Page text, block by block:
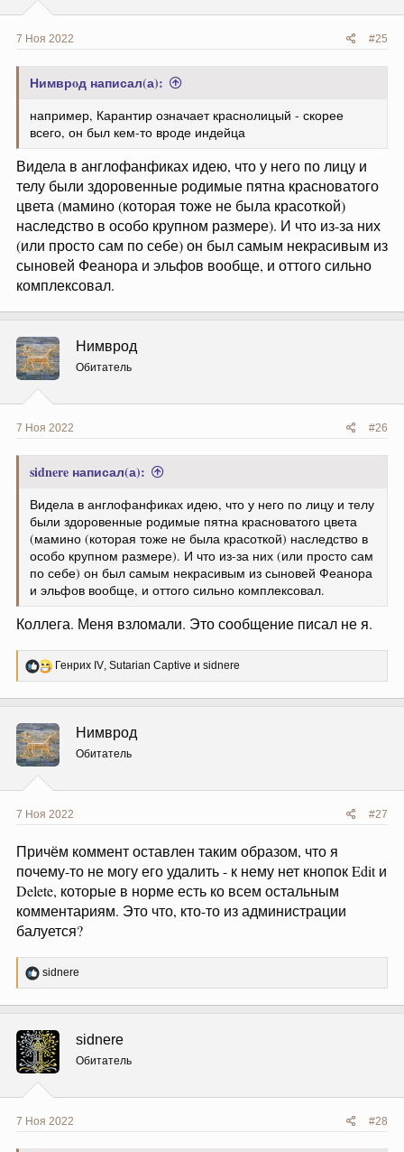
7 Ноя 2022 #25
Нимврoд написал(а):
например, Карантир означает краснолицый - скорее
всего, он был кем-то вроде индейца
Видела в англофанфиках идею, что у него по лицу и
телу были здоровенные родимые пятна красноватого
цвета (мамино (которая тоже не была красоткой)
наследство в особо крупном размере). И что из-за них
(или просто сам по себе) он был самым некрасивым из
сыновей Феанора и эльфов вообще, и оттого сильно
комплексовал.
Нимврод
Обитатель
7 Ноя 2022 #26
sidnere написал(а):
Видела в англофанфиках идею, что у него по лицу и телу
были здоровенные родимые пятна красноватого цвета
(мамино (которая тоже не была красоткой) наследство в
особо крупном размере). И что из-за них (или просто сам
по себе) он был самым некрасивым из сыновей Феанора
и эльфов вообще, и оттого сильно комплексовал.
Коллега. Меня взломали. Это сообщение писал не я.
Р
е
ц
и
и
:
Генрих IV, Sutarian Captive и sidnere
Нимврод
Обитатель
7 Ноя 2022 #27
Причём коммент оставлен таким образом, что я
почему-то не могу его удалить - к нему нет кнопок Edit и
Delete, которые в норме есть ко всем остальным
комментариям. Это что, кто-то из администрации
балуется?
Р
е
ц
и
и
:
sidnere
sidnere
Обитатель
7 Ноя 2022 #28